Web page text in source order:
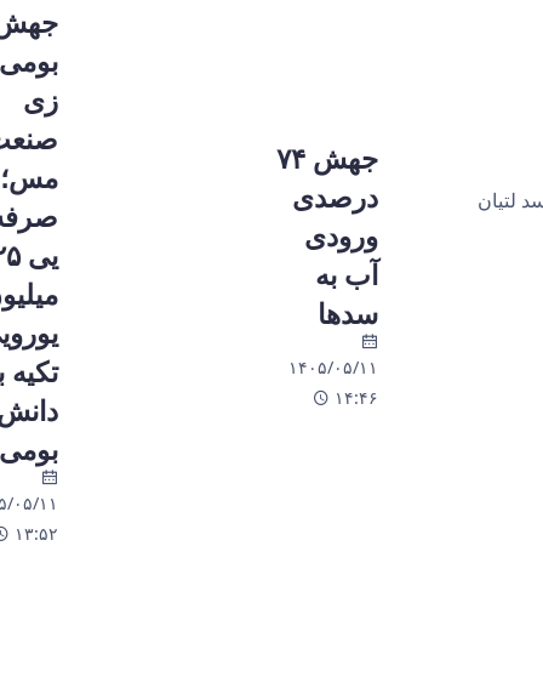
جهش ۷۴
درصدی
ورودی
آب به
سدها
۱۴۰۵/۰۵/۱۱
۱۴:۴۶
زی
مس؛
تکیه
بومی
۱۴۰۵/
۱۳:۵۲